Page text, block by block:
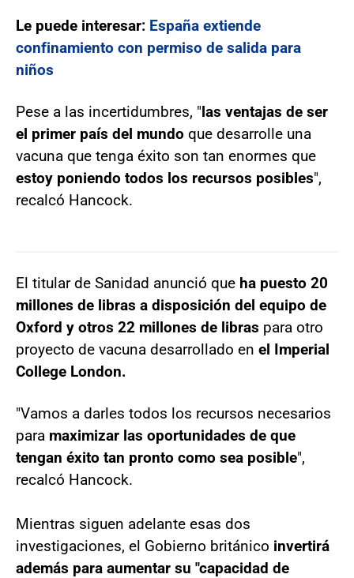
Le puede interesar: España extiende
confinamiento con permiso de salida para
niños
Pese a las incertidumbres, "las ventajas de ser
el primer país del mundo que desarrolle una
vacuna que tenga éxito son tan enormes que
estoy poniendo todos los recursos posibles",
recalcó Hancock.
El titular de Sanidad anunció que ha puesto 20
millones de libras a disposición del equipo de
Oxford y otros 22 millones de libras para otro
proyecto de vacuna desarrollado en el Imperial
College London.
"Vamos a darles todos los recursos necesarios
para maximizar las oportunidades de que
tengan éxito tan pronto como sea posible",
recalcó Hancock.
Mientras siguen adelante esas dos
investigaciones, el Gobierno británico invertirá
además para aumentar su "capacidad de